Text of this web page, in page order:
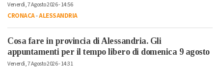
Venerdì, 7 Agosto 2026 - 14:56
CRONACA-ALESSANDRIA
Cosa fare in provincia di Alessandria. Gli
appuntamenti per il tempo libero di domenica 9 agosto
Venerdì, 7 Agosto 2026 - 14:31